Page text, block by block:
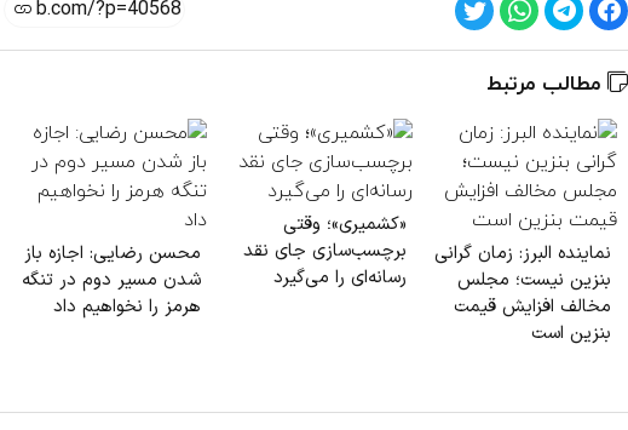
مطالب مرتبط
نماینده البرز: زمان گرانی
بنزین نیست؛ مجلس
مخالف افزایش قیمت
بنزین است
«کشمیری»؛ وقتی
برچسب‌سازی جای نقد
رسانه‌ای را می‌گیرد
محسن رضایی: اجازه باز
شدن مسیر دوم در تنگه
هرمز را نخواهیم داد